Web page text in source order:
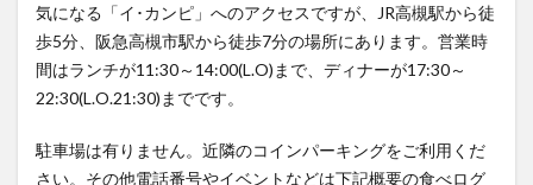
気になる「イ･カンピ」へのアクセスですが、JR高槻駅から徒
歩5分、阪急高槻市駅から徒歩7分の場所にあります。営業時
間はランチが11:30～14:00(L.O)まで、ディナーが17:30～
22:30(L.O.21:30)までです。
駐車場は有りません。近隣のコインパーキングをご利用くだ
さい。その他電話番号やイベントなどは下記概要の食べログ